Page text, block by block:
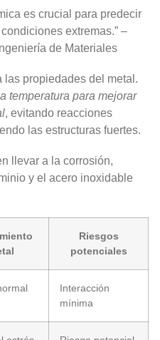
es crucial para predecir
extremas.” –
de Materiales
las propiedades del metal.
temperatura para mejorar
, evitando reacciones
las estructuras fuertes.
llevar a la corrosión,
y el acero inoxidable
Riesgos
potenciales
Interacción
mínima